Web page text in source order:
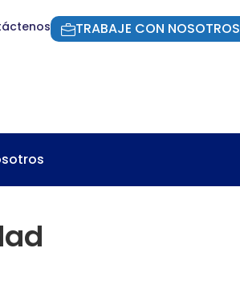
TRABAJE CON NOSOTROS